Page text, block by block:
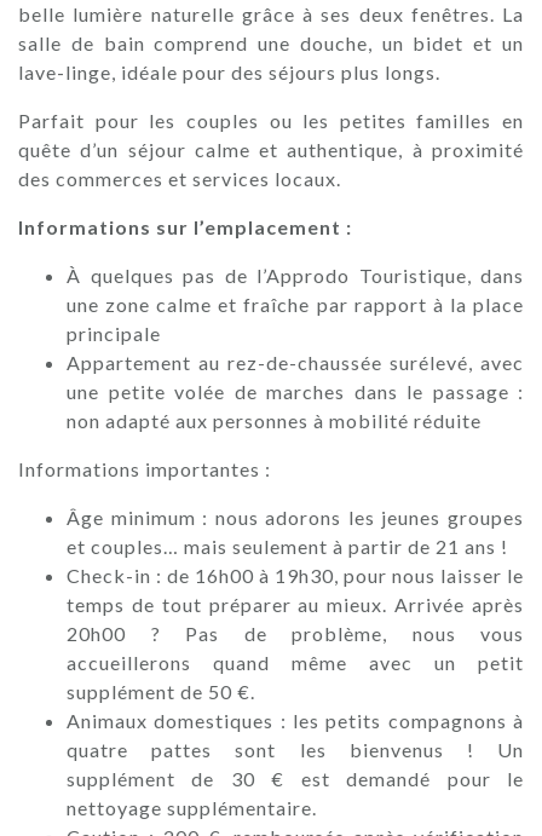
belle lumière naturelle grâce à ses deux fenêtres. La
salle de bain comprend une douche, un bidet et un
lave-linge, idéale pour des séjours plus longs.
Parfait pour les couples ou les petites familles en
quête d’un séjour calme et authentique, à proximité
des commerces et services locaux.
Informations sur l’emplacement :
À quelques pas de l’Approdo Touristique, dans
une zone calme et fraîche par rapport à la place
principale
Appartement au rez-de-chaussée surélevé, avec
une petite volée de marches dans le passage :
non adapté aux personnes à mobilité réduite
Informations importantes :
Âge minimum : nous adorons les jeunes groupes
et couples… mais seulement à partir de 21 ans !
Check-in : de 16h00 à 19h30, pour nous laisser le
temps de tout préparer au mieux. Arrivée après
20h00 ? Pas de problème, nous vous
accueillerons quand même avec un petit
supplément de 50 €.
Animaux domestiques : les petits compagnons à
quatre pattes sont les bienvenus ! Un
supplément de 30 € est demandé pour le
nettoyage supplémentaire.